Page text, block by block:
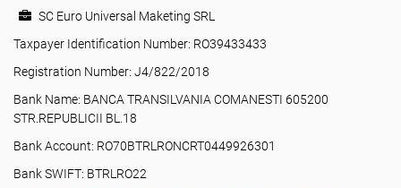
SC Euro Universal Maketing SRL
Taxpayer Identification Number: RO39433433
Registration Number: J4/822/2018
Bank Name: BANCA TRANSILVANIA COMANESTI 605200
STR.REPUBLICII BL.18
Bank Account: RO70BTRLRONCRT0449926301
Bank SWIFT: BTRLRO22